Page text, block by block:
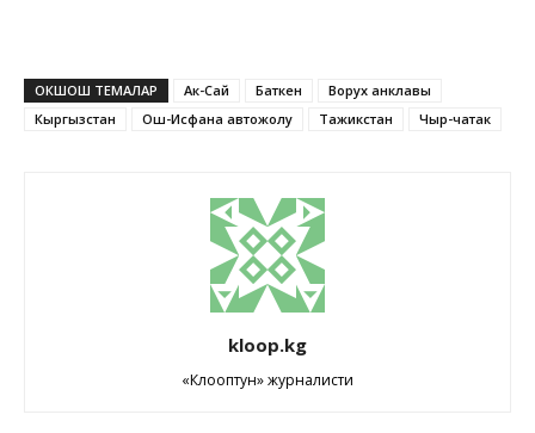
ОКШОШ ТЕМАЛАР Ак-Сай Баткен
Ворух анклавы
Кыргызстан
Ош-Исфана автожолу Тажикстан Чыр-чатак
kloop.kg
«Клооптун» журналисти